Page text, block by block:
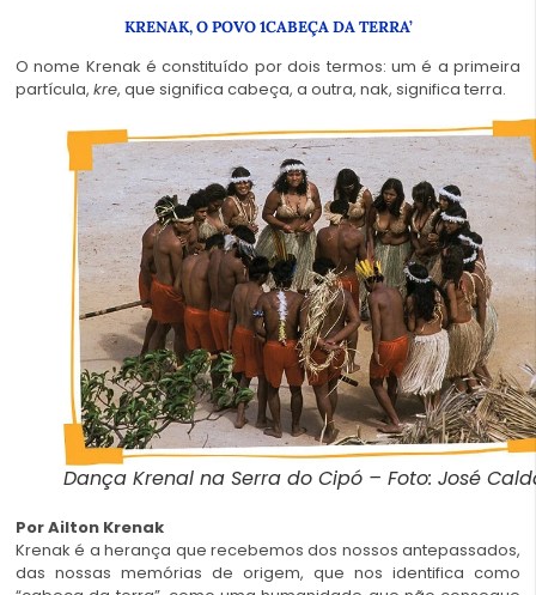
KRENAK, O POVO 1CABEÇA DA TERRA’
O nome Krenak é constituído por dois termos: um é a primeira
partícula, kre, que significa cabeça, a outra, nak, significa terra.
Dança Krenal na Serra do Cipó – Foto: José
Por Ailton Krenak
Krenak é a herança que recebemos dos nossos antepassados,
das nossas memórias de origem, que nos identifica como